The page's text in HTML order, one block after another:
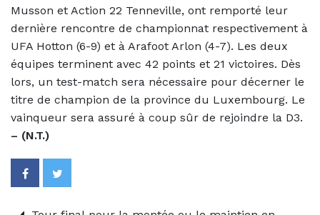
Musson et Action 22 Tenneville, ont remporté leur
dernière rencontre de championnat respectivement à
UFA Hotton (6-9) et à Arafoot Arlon (4-7). Les deux
équipes terminent avec 42 points et 21 victoires. Dès
lors, un test-match sera nécessaire pour décerner le
titre de champion de la province du Luxembourg. Le
vainqueur sera assuré à coup sûr de rejoindre la D3.
– (N.T.)